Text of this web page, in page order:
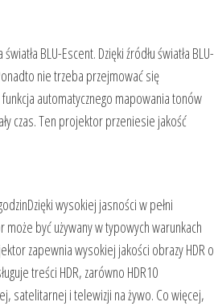
BLU-Escent. Dzięki źródłu światła BLU-
nie trzeba przejmować się
automatycznego mapowania tonów
czas. Ten projektor przeniesie jakość
wysokiej jasności w pełni
być używany w typowych warunkach
zapewnia wysokiej jakości obrazy HDR o
treści HDR, zarówno HDR10
satelitarnej i telewizji na żywo. Co więcej,